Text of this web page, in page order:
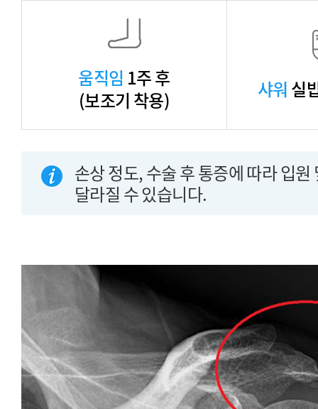
움직임 1주 후
(보조기 착용)
샤워실
손상 정도, 수술 후 통증에 따라 입원
달라질 수 있습니다.